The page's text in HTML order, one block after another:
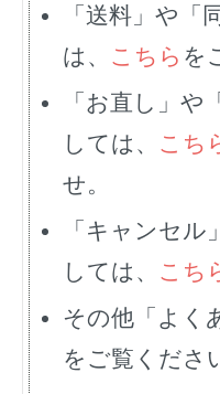
「送料」や「
は、 こちら を
「お直し」や
しては、 こち
せ。
「キャンセル
しては、 こち
その他「よく
をご覧くださ